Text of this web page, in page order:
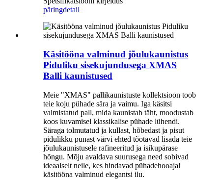
päringdetail
Käsitööna valminud jõulukaunistus
Piduliku sisekujundusega XMAS
Balli kaunistused
Meie "XMAS" pallikaunistuste kollektsioon toob
teie koju pühade sära ja vaimu. Iga käsitsi
valmistatud pall, mida kaunistab täht, moodustab
koos kuvamisel klassikalise pühade lühendi.
Säraga tolmutatud ja kullast, hõbedast ja pisut
pidulikku punast värvi ehted tõotavad lisada teie
jõulukaunistusele rafineeritud ja isikupärase
hõngu. Mõju avaldava suurusega need sobivad
ideaalselt neile, kes hindavad pühadehooajal
käsitööna valminud elegantsi ilu.